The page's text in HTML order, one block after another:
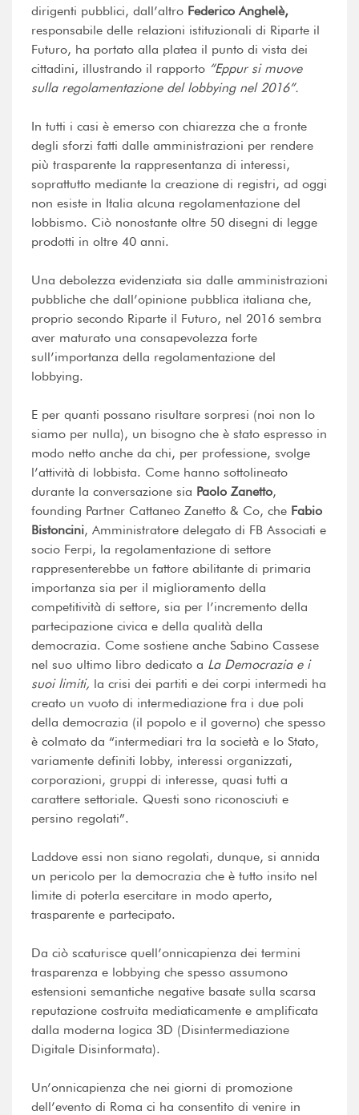
dirigenti pubblici, dall’altro Federico Anghelè,
responsabile delle relazioni istituzionali di Riparte il
Futuro, ha portato alla platea il punto di vista dei
cittadini, illustrando il rapporto “Eppur si muove
sulla regolamentazione del lobbying nel 2016”.
In tutti i casi è emerso con chiarezza che a fronte
degli sforzi fatti dalle amministrazioni per rendere
più trasparente la rappresentanza di interessi,
soprattutto mediante la creazione di registri, ad oggi
non esiste in Italia alcuna regolamentazione del
lobbismo. Ciò nonostante oltre 50 disegni di legge
prodotti in oltre 40 anni.
Una debolezza evidenziata sia dalle amministrazioni
pubbliche che dall’opinione pubblica italiana che,
proprio secondo Riparte il Futuro, nel 2016 sembra
aver maturato una consapevolezza forte
sull’importanza della regolamentazione del
lobbying.
E per quanti possano risultare sorpresi (noi non lo
siamo per nulla), un bisogno che è stato espresso in
modo netto anche da chi, per professione, svolge
l’attività di lobbista. Come hanno sottolineato
durante la conversazione sia Paolo Zanetto,
founding Partner Cattaneo Zanetto & Co, che Fabio
Bistoncini, Amministratore delegato di FB Associati e
socio Ferpi, la regolamentazione di settore
rappresenterebbe un fattore abilitante di primaria
importanza sia per il miglioramento della
competitività di settore, sia per l’incremento della
partecipazione civica e della qualità della
democrazia. Come sostiene anche Sabino Cassese
nel suo ultimo libro dedicato a La Democrazia e i
suoi limiti, la crisi dei partiti e dei corpi intermedi ha
creato un vuoto di intermediazione fra i due poli
della democrazia (il popolo e il governo) che spesso
è colmato da “intermediari tra la società e lo Stato,
variamente definiti lobby, interessi organizzati,
corporazioni, gruppi di interesse, quasi tutti a
carattere settoriale. Questi sono riconosciuti e
persino regolati”.
Laddove essi non siano regolati, dunque, si annida
un pericolo per la democrazia che è tutto insito nel
limite di poterla esercitare in modo aperto,
trasparente e partecipato.
Da ciò scaturisce quell’onnicapienza dei termini
trasparenza e lobbying che spesso assumono
estensioni semantiche negative basate sulla scarsa
reputazione costruita mediaticamente e amplificata
dalla moderna logica 3D (Disintermediazione
Digitale Disinformata).
Un’onnicapienza che nei giorni di promozione
dell’evento di Roma ci ha consentito di venire in